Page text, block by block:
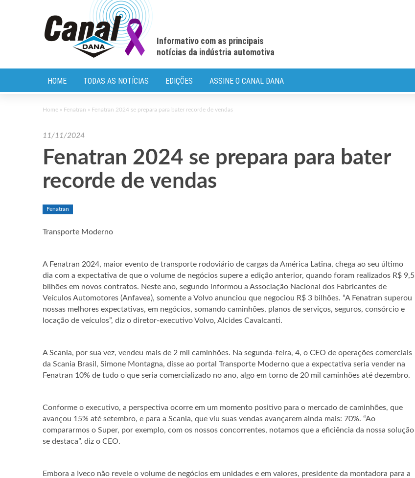
Informativo com as principais
notícias da indústria automotiva
HOME TODAS AS NOTÍCIAS EDIÇÕES ASSINE O CANAL DANA
Home » Fenatran » Fenatran 2024 se prepara para bater recorde de vendas
11/11/2024
Fenatran 2024 se prepara para bater
recorde de vendas
Fenatran
Transporte Moderno
A Fenatran 2024, maior evento de transporte rodoviário de cargas da América Latina, chega ao seu último
dia com a expectativa de que o volume de negócios supere a edição anterior, quando foram realizados R$ 9,5
bilhões em novos contratos. Neste ano, segundo informou a Associação Nacional dos Fabricantes de
Veículos Automotores (Anfavea), somente a Volvo anunciou que negociou R$ 3 bilhões. “A Fenatran superou
nossas melhores expectativas, em negócios, somando caminhões, planos de serviços, seguros, consórcio e
locação de veículos”, diz o diretor-executivo Volvo, Alcides Cavalcanti.
A Scania, por sua vez, vendeu mais de 2 mil caminhões. Na segunda-feira, 4, o CEO de operações comerciais
da Scania Brasil, Simone Montagna, disse ao portal Transporte Moderno que a expectativa seria vender na
Fenatran 10% de tudo o que seria comercializado no ano, algo em torno de 20 mil caminhões até dezembro.
Conforme o executivo, a perspectiva ocorre em um momento positivo para o mercado de caminhões, que
avançou 15% até setembro, e para a Scania, que viu suas vendas avançarem ainda mais: 70%. “Ao
compararmos o Super, por exemplo, com os nossos concorrentes, notamos que a eficiência da nossa solução
se destaca”, diz o CEO.
Embora a Iveco não revele o volume de negócios em unidades e em valores, presidente da montadora para a